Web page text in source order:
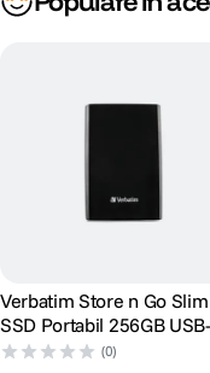
Verbatim Store n Go Slim
SSD Portabil 256GB
Negru
(0)